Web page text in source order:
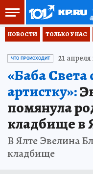
НОВОСТИ ТОЛЬКО У НАС
ЧТО ПРОИСХОДИТ 21 апреля
«Баба Света
артистку»:
помянула
кладбище в
В Ялте Эвелина
кладбище